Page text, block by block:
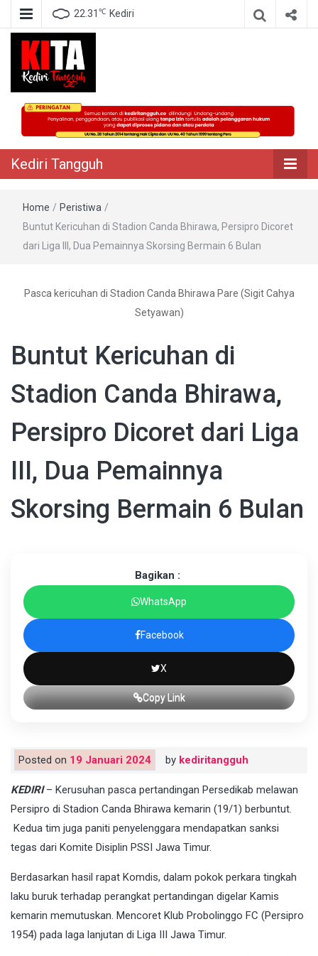
22.31 ℃ Kediri
Kediri Tangguh
Berita Akurat Terpercaya
Kediri Tangguh
Home / Peristiwa /
Buntut Kericuhan di Stadion Canda Bhirawa, Persipro Dicoret
dari Liga III, Dua Pemainnya Skorsing Bermain 6 Bulan
Pasca kericuhan di Stadion Canda Bhirawa Pare (Sigit Cahya
Setyawan)
Buntut Kericuhan di
Stadion Canda Bhirawa,
Persipro Dicoret dari Liga
III, Dua Pemainnya
Skorsing Bermain 6 Bulan
Bagikan :
WhatsApp
Facebook
X
Copy Link
Posted on 19 Januari 2024 by kediritangguh
KEDIRI– Kerusuhan pasca pertandingan Persedikab melawan
Persipro di Stadion Canda Bhirawa kemarin (19/1) berbuntut.
Kedua tim juga paniti penyelenggara mendapatkan sanksi
tegas dari Komite Disiplin PSSI Jawa Timur.
Berdasarkan hasil rapat Komdis, dalam pokok perkara tingkah
laku buruk terhadap perangkat pertandingan digelar Kamis
kemarin memutuskan. Mencoret Klub Probolinggo FC (Persipro
1954) pada laga lanjutan di Liga III Jawa Timur.